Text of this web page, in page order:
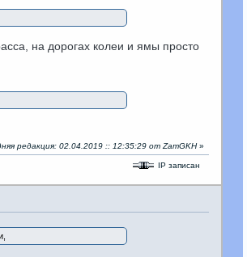
на дорогах колеи и ямы просто
редакция: 02.04.2019 :: 12:35:29 от ZamGKH»
IP записан